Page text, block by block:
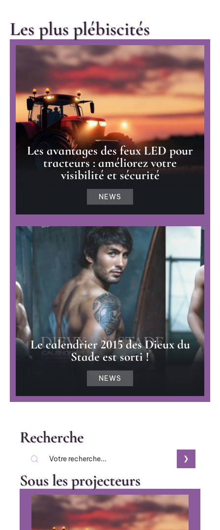
Les plus plébiscités
Les avantages des feux LED pour
tracteurs : améliorez votre
visibilité et sécurité
NEWS
Le calendrier 2015 des Dieux du
Stade est sorti !
NEWS
Recherche
Sous les projecteurs